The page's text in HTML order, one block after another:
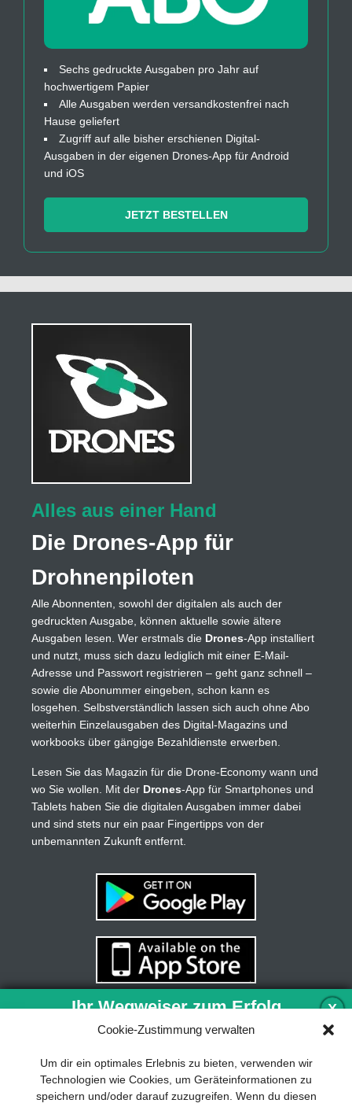
Cookie-Zustimmung verwalten
Um dir ein optimales Erlebnis zu bieten, verwenden wir
Technologien wie Cookies, um Geräteinformationen zu
speichern und/oder darauf zuzugreifen. Wenn du diesen
Sechs gedruckte Ausgaben pro Jahr auf
hochwertigem Papier
Alle Ausgaben werden versandkostenfrei nach
Hause geliefert
Zugriff auf alle bisher erschienen Digital-
Ausgaben in der eigenen Drones-App für Android
und iOS
JETZT BESTELLEN
Alles aus einer Hand
Die Drones-App für
Drohnenpiloten
Alle Abonnenten, sowohl der digitalen als auch der
gedruckten Ausgabe, können aktuelle sowie ältere
Ausgaben lesen. Wer erstmals die Drones-App installiert
und nutzt, muss sich dazu lediglich mit einer E-Mail-
Adresse und Passwort registrieren – geht ganz schnell –
sowie die Abonummer eingeben, schon kann es
losgehen. Selbstverständlich lassen sich auch ohne Abo
weiterhin Einzelausgaben des Digital-Magazins und
workbooks über gängige Bezahldienste erwerben.
Lesen Sie das Magazin für die Drone-Economy wann und
wo Sie wollen. Mit der Drones-App für Smartphones und
Tablets haben Sie die digitalen Ausgaben immer dabei
und sind stets nur ein paar Fingertipps von der
unbemannten Zukunft entfernt.
X
Ihr Wegweiser zum Erfolg
nachhaltigen Geschäftsmodells sind für
jedes Unternehmen unverzichtbar. Das
Business Model Canvas hilft, sich dabei